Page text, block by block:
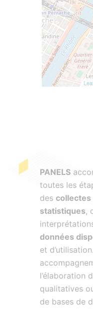
PANELS
toutes les
des collectes
statistiques,
données
et
l’élaboration
qualitatives
de bases de